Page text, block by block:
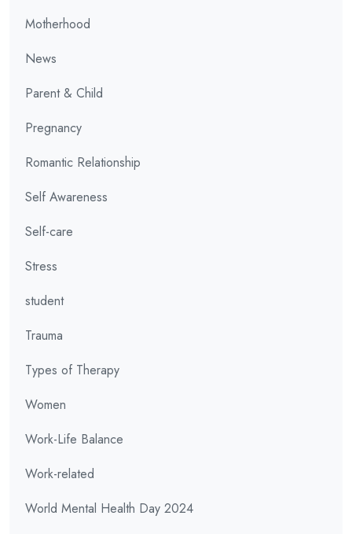
Motherhood
News
Parent & Child
Pregnancy
Romantic Relationship
Self Awareness
Self-care
Stress
student
Trauma
Types of Therapy
Women
Work-Life Balance
Work-related
World Mental Health Day 2024